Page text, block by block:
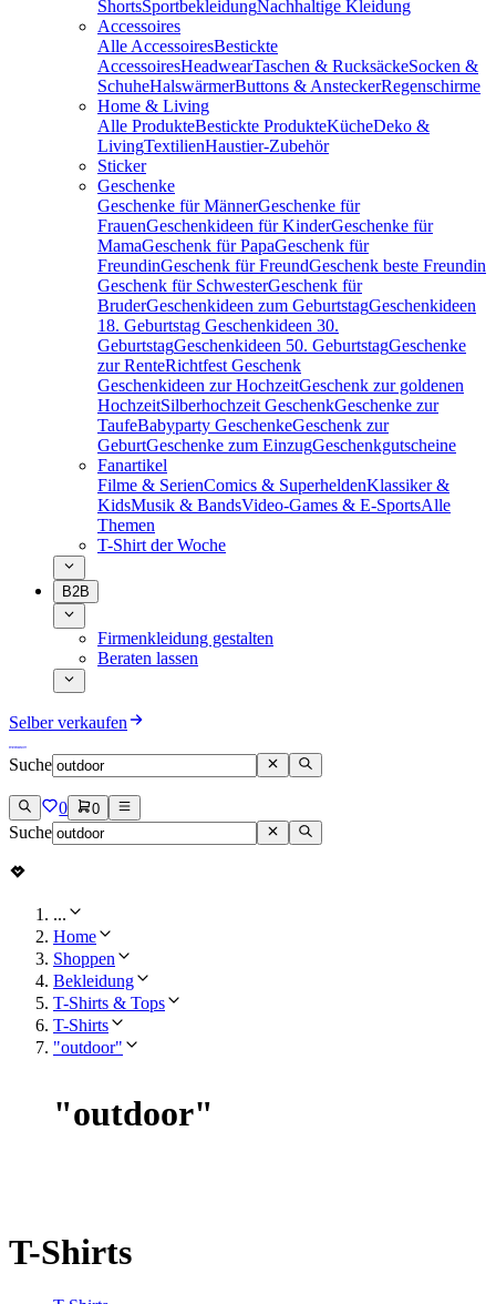
ShortsSportbekleidungNachhaltige Kleidung
Accessoires
Alle AccessoiresBestickte
AccessoiresHeadwearTaschen & RucksäckeSocken &
SchuheHalswärmerButtons & AnsteckerRegenschirme
Home & Living
Alle ProdukteBestickte ProdukteKücheDeko &
LivingTextilienHaustier-Zubehör
Sticker
Geschenke
Geschenke für MännerGeschenke für
FrauenGeschenkideen für KinderGeschenke für
MamaGeschenk für PapaGeschenk für
FreundinGeschenk für FreundGeschenk beste Freundin
Geschenk für SchwesterGeschenk für
BruderGeschenkideen zum GeburtstagGeschenkideen
18. Geburtstag Geschenkideen 30.
GeburtstagGeschenkideen 50. GeburtstagGeschenke
zur RenteRichtfest Geschenk
Geschenkideen zur HochzeitGeschenk zur goldenen
HochzeitSilberhochzeit GeschenkGeschenke zur
TaufeBabyparty GeschenkeGeschenk zur
GeburtGeschenke zum EinzugGeschenkgutscheine
Fanartikel
Filme & SerienComics & SuperheldenKlassiker &
KidsMusik & BandsVideo-Games & E-SportsAlle
Themen
T-Shirt der Woche
B2B
Firmenkleidung gestalten
Beraten lassen
Selber verkaufen
Suche
0 0
Suche
...
Home
Shoppen
Bekleidung
T-Shirts & Tops
T-Shirts
"outdoor"
"outdoor"
T-Shirts